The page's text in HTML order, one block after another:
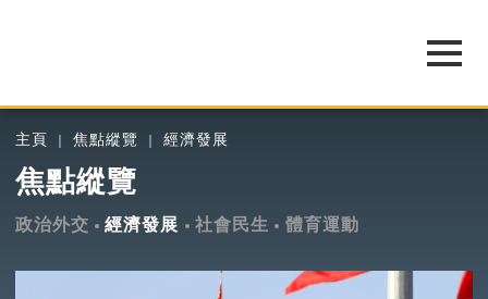
主頁 焦點縱覽 經濟發展
焦點縱覽
政治外交 經濟發展 社會民生 體育運動